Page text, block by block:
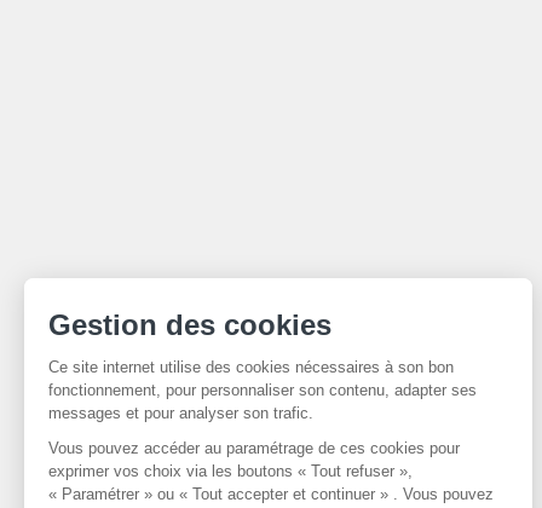
Gestion des cookies
Ce site internet utilise des cookies nécessaires à son bon
fonctionnement, pour personnaliser son contenu, adapter ses
messages et pour analyser son trafic.
Vous pouvez accéder au paramétrage de ces cookies pour
exprimer vos choix via les boutons « Tout refuser »,
« Paramétrer » ou « Tout accepter et continuer » . Vous pouvez